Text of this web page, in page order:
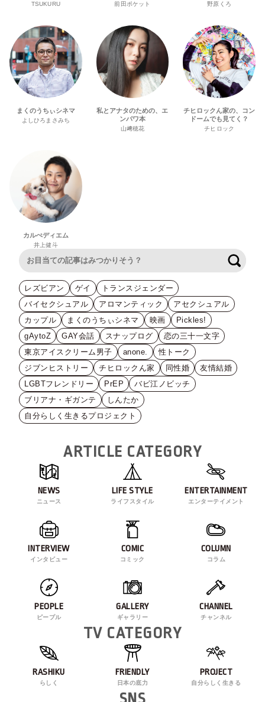
TSUKURU 前田ポケット 野原くろ
まくのうちぃシネマ
よしひろまさみち
私とアナタのための、エ
ンパワ本
山﨑穂花
チヒロックん家の、コン
ドームでも見てく？
チヒロック
カルぺディエム
井上健斗
レズビアン ゲイ
トランスジェンダー
バイセクシュアル
アロマンティック
アセクシュアル
カップル
まくのうちぃシネマ 映画
Pickles!
gAytoZ
GAY会話 スナップログ
恋の三十一文字
東京アイスクリーム男子
anone.
性トーク
ジブンヒストリー
チヒロックん家 同性婚
友情結婚
LGBTフレンドリー
PrEP
バビ江ノビッチ
ブリアナ・ギガンテ
しんたか
自分らしく生きるプロジェクト
ARTICLE CATEGORY
NEWS
ニュース
LIFE STYLE
ライフスタイル
ENTERTAINMENT
エンターテイメント
INTERVIEW
インタビュー
COMIC
コミック
COLUMN
コラム
PEOPLE
ピープル
GALLERY
ギャラリー
CHANNEL
チャンネル
TV CATEGORY
RASHIKU
らしく
FRIENDLY
日本の底力
PROJECT
自分らしく生きる